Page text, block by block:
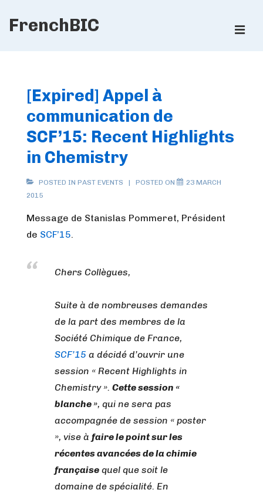
SkipFrenchBIC
[Expired] Appel à
communication de
SCF’15: Recent Highlights
in Chemistry
POSTED IN PAST EVENTS POSTED ON
23 MARCH
2015
Message de Stanislas Pommeret, Président
de SCF’15.
Chers Collègues,
Suite à de nombreuses demandes
de la part des membres de la
Société Chimique de France,
SCF’15 a décidé d’ouvrir une
session « Recent Highlights in
Chemistry ». Cette session «
blanche », qui ne sera pas
accompagnée de session « poster
», vise à faire le point sur les
récentes avancées de la chimie
française quel que soit le
domaine de spécialité. En